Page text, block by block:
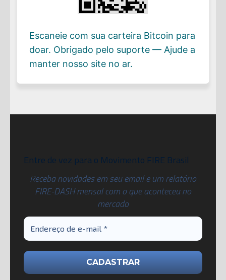
Escaneie com sua carteira Bitcoin para
doar. Obrigado pelo suporte — Ajude a
manter nosso site no ar.
Entre de vez para o Movimento FIRE Brasil
Receba novidades em seu email e um relatório
FIRE-DASH mensal com o que aconteceu no
mercado